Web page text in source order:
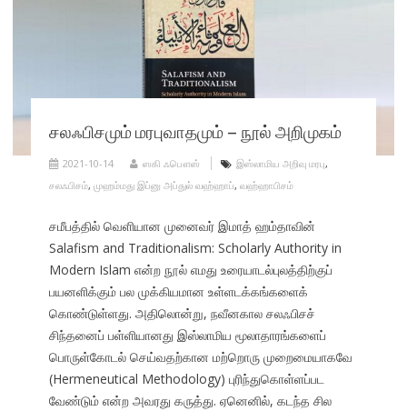
சலஃபிசமும் மரபுவாதமும் – நூல் அறிமுகம்
2021-10-14 ஸகி ஃபௌஸ் இஸ்லாமிய அறிவு மரபு,
சலஃபிசம், முஹம்மது இப்னு அப்துல் வஹ்ஹாப், வஹ்ஹாபிசம்
சமீபத்தில் வெளியான முனைவர் இமாத் ஹம்தாவின்
Salafism and Traditionalism: Scholarly Authority in
Modern Islam என்ற நூல் எமது உரையாடல்புலத்திற்குப்
பயனளிக்கும் பல முக்கியமான உள்ளடக்கங்களைக்
கொண்டுள்ளது. அதிலொன்று, நவீனகால சலஃபிசச்
சிந்தனைப் பள்ளியானது இஸ்லாமிய மூலாதாரங்களைப்
பொருள்கோடல் செய்வதற்கான மற்றொரு முறைமையாகவே
(Hermeneutical Methodology) புரிந்துகொள்ளப்பட
வேண்டும் என்ற அவரது கருத்து. ஏனெனில், கடந்த சில